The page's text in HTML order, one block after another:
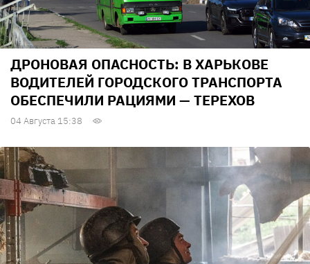
ДРОНОВАЯ ОПАСНОСТЬ: В ХАРЬКОВЕ
ВОДИТЕЛЕЙ ГОРОДСКОГО ТРАНСПОРТА
ОБЕСПЕЧИЛИ РАЦИЯМИ — ТЕРЕХОВ
04 Августа 15:38